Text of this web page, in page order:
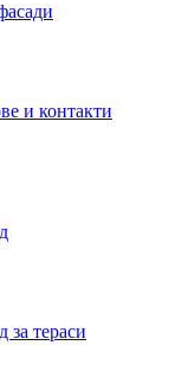
и контакти
за тераси